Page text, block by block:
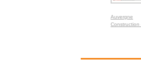
Auvergne
Construction